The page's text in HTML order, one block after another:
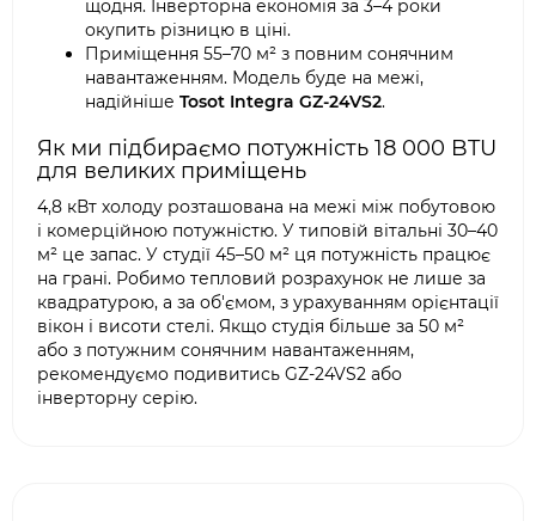
щодня. Інверторна економія за 3–4 роки
окупить різницю в ціні.
Приміщення 55–70 м² з повним сонячним
навантаженням. Модель буде на межі,
надійніше Tosot Integra GZ-24VS2.
Як ми підбираємо потужність 18 000 BTU
для великих приміщень
4,8 кВт холоду розташована на межі між побутовою
і комерційною потужністю. У типовій вітальні 30–40
м² це запас. У студії 45–50 м² ця потужність працює
на грані. Робимо тепловий розрахунок не лише за
квадратурою, а за об'ємом, з урахуванням орієнтації
вікон і висоти стелі. Якщо студія більше за 50 м²
або з потужним сонячним навантаженням,
рекомендуємо подивитись GZ-24VS2 або
інверторну серію.